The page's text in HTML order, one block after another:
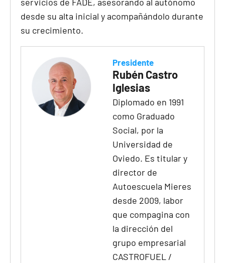
desde su alta inicial y acompañándolo durante
su crecimiento.
Presidente
Rubén Castro
Iglesias
Diplomado en 1991
como Graduado
Social, por la
Universidad de
Oviedo. Es titular y
director de
Autoescuela Mieres
desde 2009, labor
que compagina con
la dirección del
grupo empresarial
CASTROFUEL /